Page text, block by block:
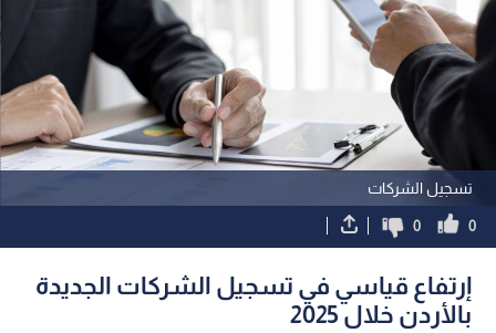
تسجيل الشركات
0
0
إرتفاع قياسي في تسجيل الشركات الجديدة
بالأردن خلال 2025